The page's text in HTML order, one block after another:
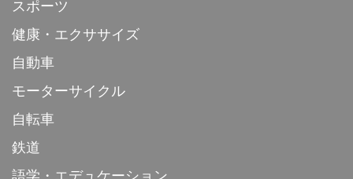
スポーツ
健康・エクササイズ
自動車
モーターサイクル
自転車
鉄道
語学・エデュケーション